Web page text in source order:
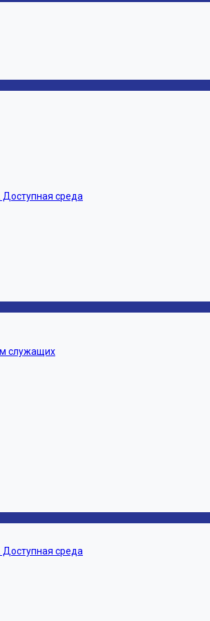
Доступная среда
служащих
Доступная среда